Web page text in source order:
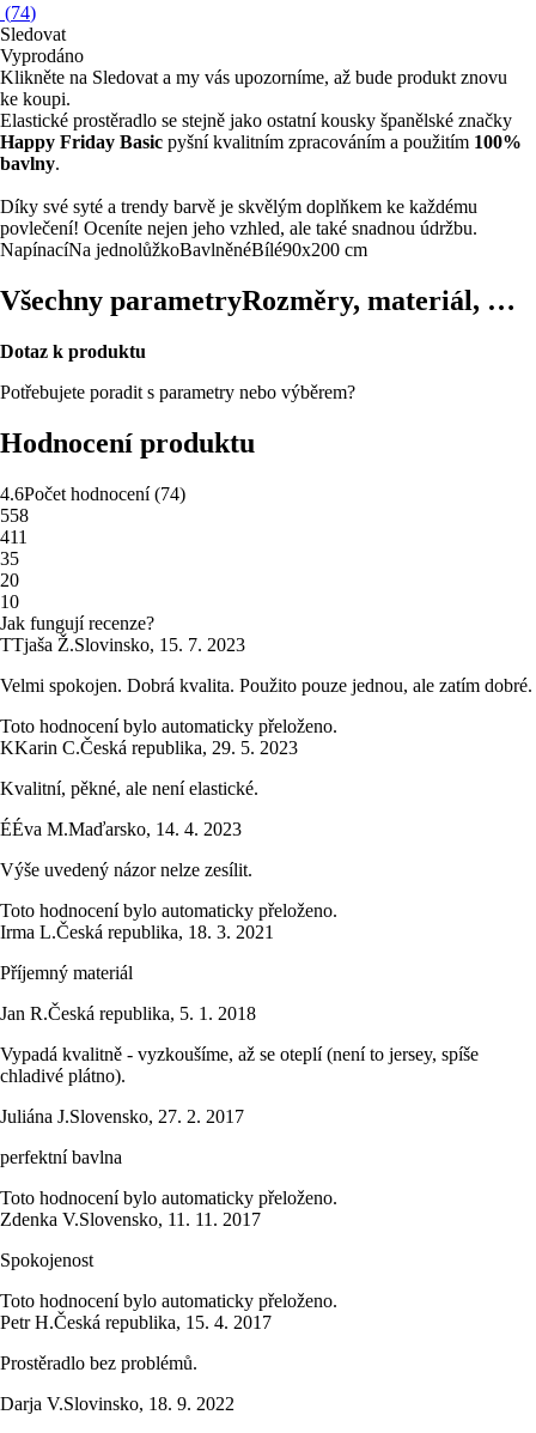
(74)
Sledovat
Vyprodáno
Klikněte na Sledovat a my vás upozorníme, až bude produkt znovu
ke koupi.
Elastické prostěradlo se stejně jako ostatní kousky španělské značky
Happy Friday Basic pyšní kvalitním zpracováním a použitím 100%
bavlny.
Díky své syté a trendy barvě je skvělým doplňkem ke každému
povlečení! Oceníte nejen jeho vzhled, ale také snadnou údržbu.
NapínacíNa jednolůžkoBavlněnéBílé90x200 cm
Všechny parametryRozměry, materiál, …
Dotaz k produktu
Potřebujete poradit s parametry nebo výběrem?
Hodnocení produktu
4.6Počet hodnocení(74)
558
411
35
20
10
Jak fungují recenze?
TTjaša Ž.Slovinsko, 15. 7. 2023
Velmi spokojen. Dobrá kvalita. Použito pouze jednou, ale zatím dobré.
Toto hodnocení bylo automaticky přeloženo.
KKarin C.Česká republika, 29. 5. 2023
Kvalitní, pěkné, ale není elastické.
ÉÉva M.Maďarsko, 14. 4. 2023
Výše uvedený názor nelze zesílit.
Toto hodnocení bylo automaticky přeloženo.
Irma L.Česká republika, 18. 3. 2021
Příjemný materiál
Jan R.Česká republika, 5. 1. 2018
Vypadá kvalitně - vyzkoušíme, až se oteplí (není to jersey, spíše
chladivé plátno).
Juliána J.Slovensko, 27. 2. 2017
perfektní bavlna
Toto hodnocení bylo automaticky přeloženo.
Zdenka V.Slovensko, 11. 11. 2017
Spokojenost
Toto hodnocení bylo automaticky přeloženo.
Petr H.Česká republika, 15. 4. 2017
Prostěradlo bez problémů.
Darja V.Slovinsko, 18. 9. 2022